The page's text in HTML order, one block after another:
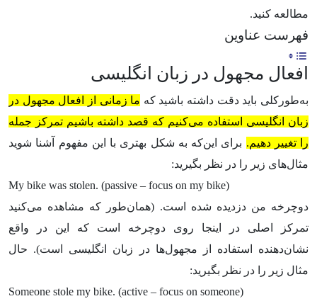
مطالعه کنید.
فهرست عناوین
افعال مجهول در زبان انگلیسی
به‌طورکلی باید دقت داشته باشید که ما زمانی از افعال مجهول در
زبان انگلیسی استفاده می‌کنیم که قصد داشته باشیم تمرکز جمله
را تغییر دهیم. برای این‌که به شکل بهتری با این مفهوم آشنا شوید
مثال‌های زیر را در نظر بگیرید:
My bike was stolen. (passive – focus on my bike)
دوچرخه من دزدیده شده است. (همان‌طور که مشاهده می‌کنید
تمرکز اصلی در اینجا روی دوچرخه است که این در واقع
نشان‌دهنده استفاده از مجهول‌ها در زبان انگلیسی است). حال
مثال زیر را در نظر بگیرید:
Someone stole my bike. (active – focus on someone)